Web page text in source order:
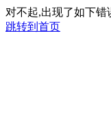
对不起,出现了如下错
跳转到首页